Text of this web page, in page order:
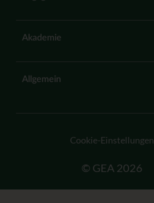
Akademie
Allgemein
© GEA 2026
Cookie-Einstellungen